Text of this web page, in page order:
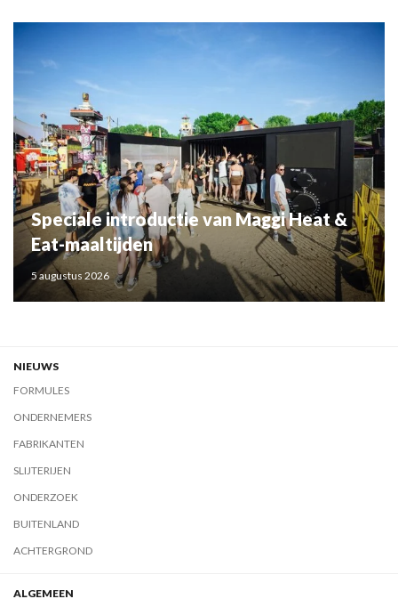
Speciale introductie van Maggi Heat &
Eat-maaltijden
5 augustus 2026
NIEUWS
FORMULES
ONDERNEMERS
FABRIKANTEN
SLIJTERIJEN
ONDERZOEK
BUITENLAND
ACHTERGROND
ALGEMEEN